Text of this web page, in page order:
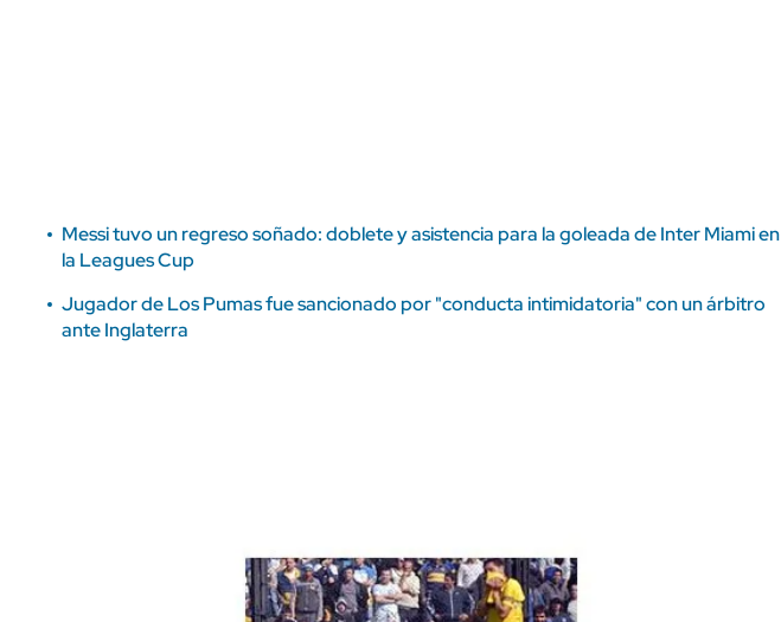
Messi tuvo un regreso soñado: doblete y asistencia para la goleada de Inter Miami en
la Leagues Cup
Jugador de Los Pumas fue sancionado por "conducta intimidatoria" con un árbitro
ante Inglaterra